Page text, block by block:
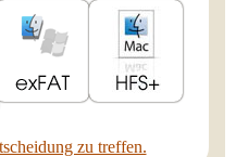
zu treffen.